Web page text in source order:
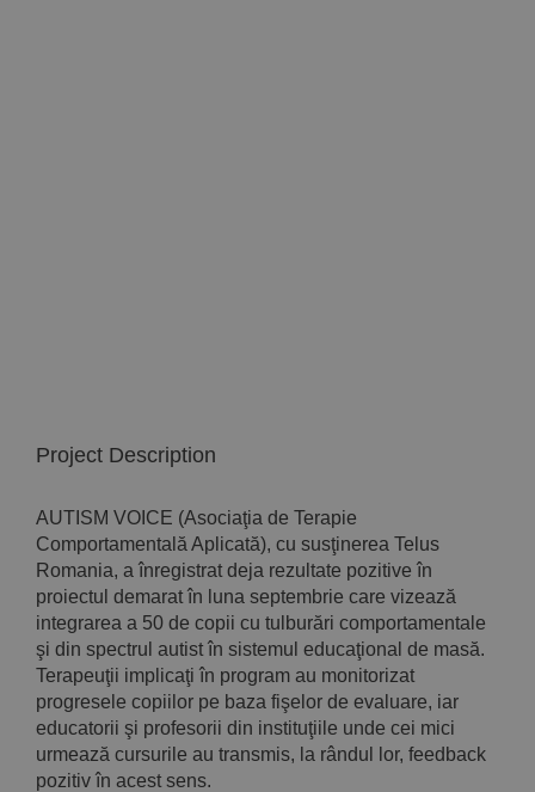
Project Description
AUTISM VOICE (Asociaţia de Terapie
Comportamentală Aplicată), cu susţinerea Telus
Romania, a înregistrat deja rezultate pozitive în
proiectul demarat în luna septembrie care vizează
integrarea a 50 de copii cu tulburări comportamentale
şi din spectrul autist în sistemul educaţional de masă.
Terapeuţii implicaţi în program au monitorizat
progresele copiilor pe baza fişelor de evaluare, iar
educatorii şi profesorii din instituţiile unde cei mici
urmează cursurile au transmis, la rândul lor, feedback
pozitiv în acest sens.